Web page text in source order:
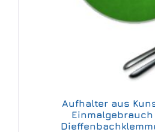
Aufhalter aus